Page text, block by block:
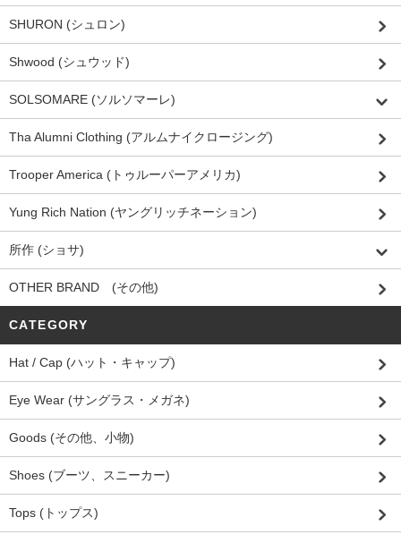
SHURON (シュロン)
Shwood (シュウッド)
SOLSOMARE (ソルソマーレ)
Tha Alumni Clothing (アルムナイクロージング)
Trooper America (トゥルーパーアメリカ)
Yung Rich Nation (ヤングリッチネーション)
所作 (ショサ)
OTHER BRAND (その他)
CATEGORY
Hat / Cap (ハット・キャップ)
Eye Wear (サングラス・メガネ)
Goods (その他、小物)
Shoes (ブーツ、スニーカー)
Tops (トップス)